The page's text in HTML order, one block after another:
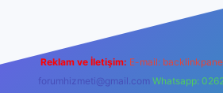
Reklam ve İletişim: E-mail:
forumhizmeti@gmail.com Whatsapp: